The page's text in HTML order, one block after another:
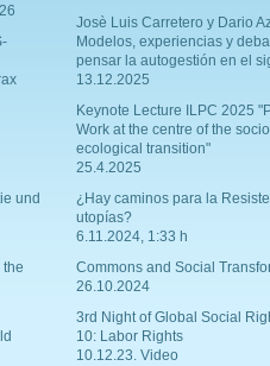
und
the
Josè Luis Carretero y Dario
Modelos, experiencias y
pensar la autogestión en el
13.12.2025
Keynote Lecture ILPC 2025
Work at the centre of the
ecological transition"
25.4.2025
¿Hay caminos para la
utopías?
6.11.2024, 1:33 h
Commons and Social
26.10.2024
3rd Night of Global Social
10: Labor Rights
10.12.23. Video